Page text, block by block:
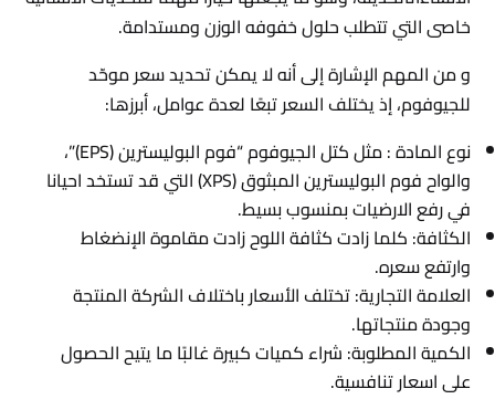
خاصى التي تتطلب حلول خفوفه الوزن ومستدامة.
و من المهم الإشارة إلى أنه لا يمكن تحديد سعر موحّد
للجيوفوم، إذ يختلف السعر تبعًا لعدة عوامل، أبرزها:
نوع المادة : مثل كتل الجيوفوم “فوم البوليسترين (EPS)”،
والواح فوم البوليسترين المبثوق (XPS) التي قد تستخد احيانا
في رفع الارضيات بمنسوب بسيط.
الكثافة: كلما زادت كثافة اللوح زادت مقاموة الإنضغاط
وارتفع سعره.
العلامة التجارية: تختلف الأسعار باختلاف الشركة المنتجة
وجودة منتجاتها.
الكمية المطلوبة: شراء كميات كبيرة غالبًا ما يتيح الحصول
على اسعار تنافسية.